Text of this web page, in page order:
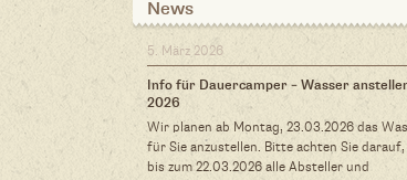
News
5. März 2026
Info für Dauercamper – Wasser
2026
Wir planen ab Montag, 23.03.2026 das
für Sie anzustellen. Bitte achten Sie darauf,
bis zum 22.03.2026 alle Absteller und